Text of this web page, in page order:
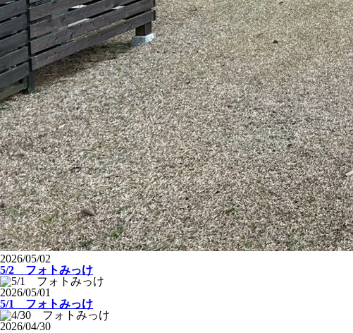
2026/05/02
5/2 フォトみっけ
2026/05/01
5/1 フォトみっけ
2026/04/30